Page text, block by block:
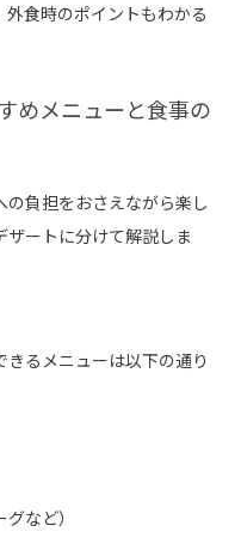
食時のポイントもわかる
めメニューと食事の
負担をおさえながら楽し
ートに分けて解説しま
るメニューは以下の通り
など）